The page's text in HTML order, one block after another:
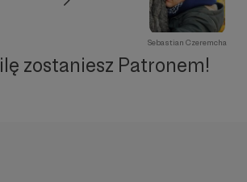
Sebastian Czeremcha
zostaniesz Patronem!